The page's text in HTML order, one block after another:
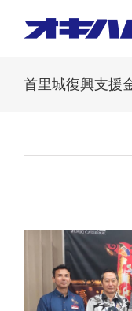
首里城復興支援
Larger
Image